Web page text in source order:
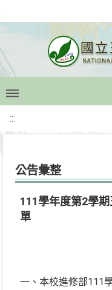
:::
公告彙整
111學年度第2學
單
一、本校進修部111